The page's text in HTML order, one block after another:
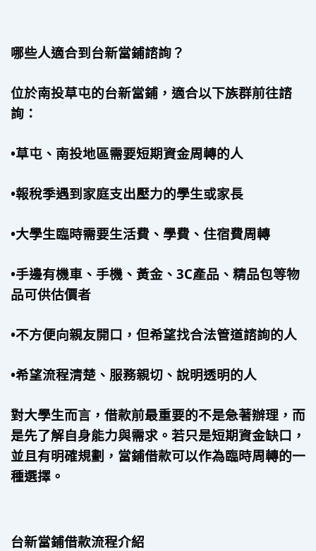
哪些人適合到台新當鋪諮詢？
位於南投草屯的台新當鋪，適合以下族群前往諮
詢：
•草屯、南投地區需要短期資金周轉的人
•報稅季遇到家庭支出壓力的學生或家長
•大學生臨時需要生活費、學費、住宿費周轉
•手邊有機車、手機、黃金、3C產品、精品包等物
品可供估價者
•不方便向親友開口，但希望找合法管道諮詢的人
•希望流程清楚、服務親切、說明透明的人
對大學生而言，借款前最重要的不是急著辦理，而
是先了解自身能力與需求。若只是短期資金缺口，
並且有明確規劃，當鋪借款可以作為臨時周轉的一
種選擇。
台新當鋪借款流程介紹